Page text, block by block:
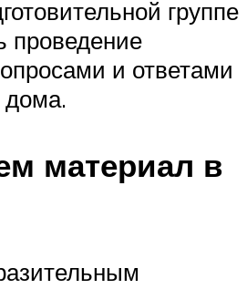
группе
проведение
и ответами
материал в